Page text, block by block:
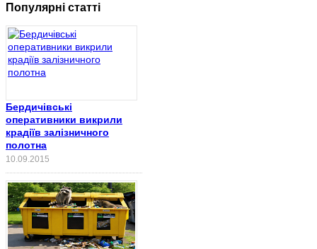
Популярні статті
Бердичівські
оперативники викрили
крадіїв залізничного
полотна
10.09.2015